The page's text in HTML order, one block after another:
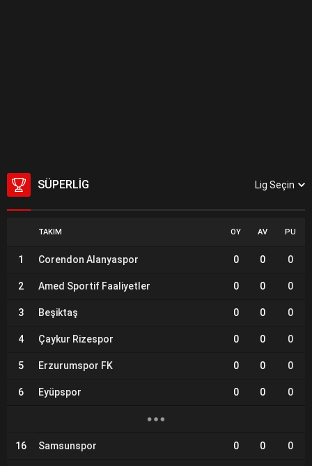
SÜPERLIG Lig Seçin
TAKIM OY AV PU
1 Corendon Alanyaspor 0 0 0
2 Amed Sportif Faaliyetler 0 0 0
3 Beşiktaş 0 0 0
4 Çaykur Rizespor 0 0 0
5 Erzurumspor FK 0 0 0
6 Eyüpspor 0 0 0
16 Samsunspor 0 0 0